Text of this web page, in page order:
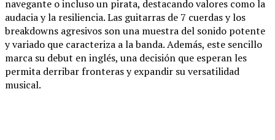
navegante o incluso un pirata, destacando valores como la
audacia y la resiliencia. Las guitarras de 7 cuerdas y los
breakdowns agresivos son una muestra del sonido potente
y variado que caracteriza a la banda. Además, este sencillo
marca su debut en inglés, una decisión que esperan les
permita derribar fronteras y expandir su versatilidad
musical.